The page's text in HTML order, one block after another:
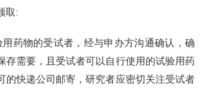
取:
药物的受试者，经与申办方沟通确认，确
存需要，且受试者可以自行使用的试验用药
的快递公司邮寄，研究者应密切关注受试者